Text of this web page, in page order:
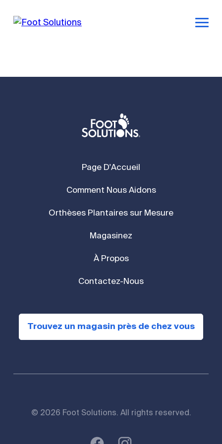
Page D'Accueil
Comment Nous Aidons
Orthèses Plantaires sur Mesure
Magasinez
À Propos
Contactez-Nous
Trouvez un magasin près de chez vous
© 2026 Foot Solutions. All rights reserved.